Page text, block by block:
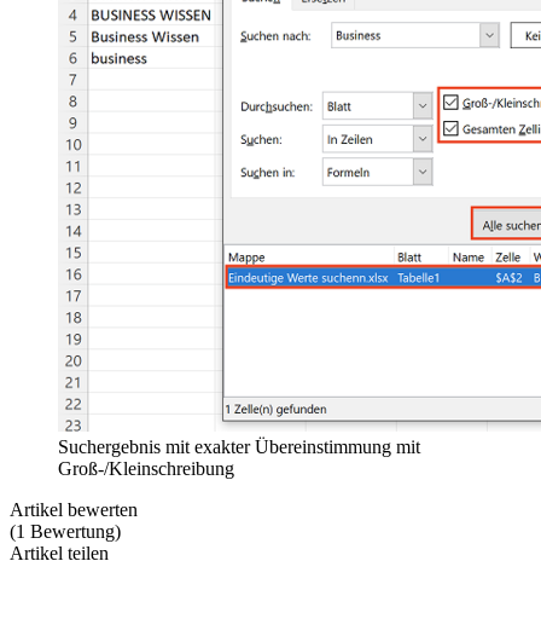
Suchergebnis mit exakter Übereinstimmung mit
Groß-/Kleinschreibung
Artikel bewerten
(1 Bewertung)
Artikel teilen